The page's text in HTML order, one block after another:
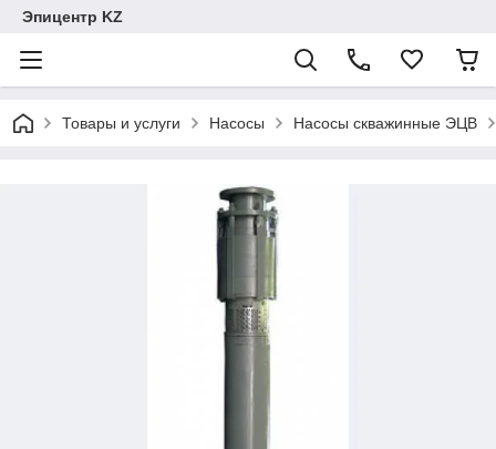
Эпицентр KZ
Товары и услуги Насосы Насосы скважинные ЭЦВ